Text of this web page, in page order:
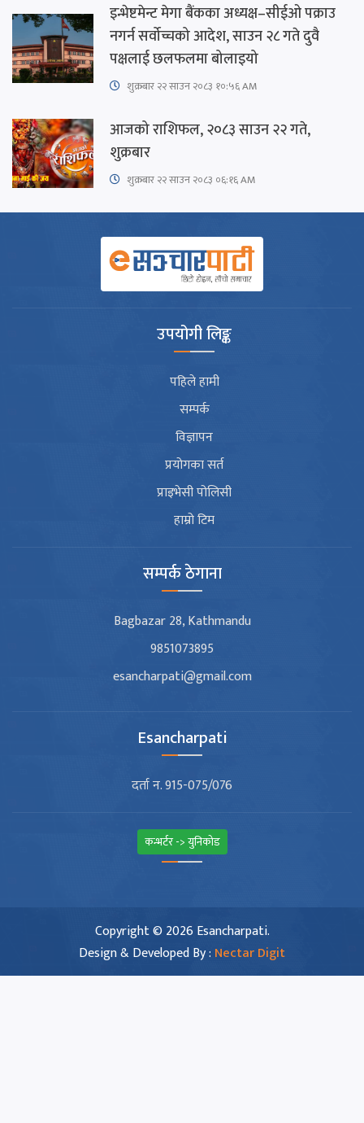
इन्भेष्टमेन्ट मेगा बैंकका अध्यक्ष–सीईओ पक्राउ
नगर्न सर्वोच्चको आदेश, साउन २८ गते दुवै
पक्षलाई छलफलमा बोलाइयो
शुक्रबार​ २२ साउन २०८३ १०:५६ AM
आजको राशिफल, २०८३ साउन २२ गते,
शुक्रबार
शुक्रबार​ २२ साउन २०८३ ०६:१६ AM
उपयोगी लिङ्क
पहिले हामी
सम्पर्क
विज्ञापन
प्रयोगका सर्त
प्राइभेसी पोलिसी
हाम्रो टिम
सम्पर्क ठेगाना
Bagbazar 28, Kathmandu
9851073895
esancharpati@gmail.com
Esancharpati
दर्ता न. 915-075/076
कन्भर्टर -> युनिकोड
Copyright © 2026 Esancharpati.
Design & Developed By : Nectar Digit